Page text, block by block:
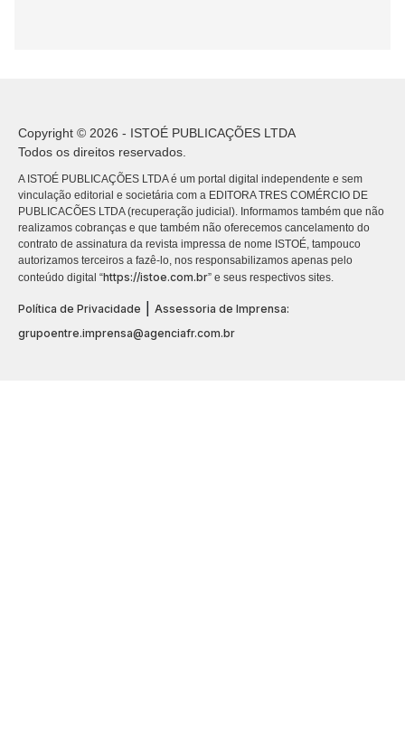
Copyright © 2026 - ISTOÉ PUBLICAÇÕES LTDA
Todos os direitos reservados.
A ISTOÉ PUBLICAÇÕES LTDA é um portal digital independente e sem
vinculação editorial e societária com a EDITORA TRES COMÉRCIO DE
PUBLICACÕES LTDA (recuperação judicial). Informamos também que não
realizamos cobranças e que também não oferecemos cancelamento do
contrato de assinatura da revista impressa de nome ISTOÉ, tampouco
autorizamos terceiros a fazê-lo, nos responsabilizamos apenas pelo
conteúdo digital “https://istoe.com.br” e seus respectivos sites.
Política de Privacidade
Assessoria de Imprensa:
grupoentre.imprensa@agenciafr.com.br